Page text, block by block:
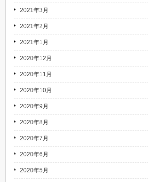
2021年3月
2021年2月
2021年1月
2020年12月
2020年11月
2020年10月
2020年9月
2020年8月
2020年7月
2020年6月
2020年5月